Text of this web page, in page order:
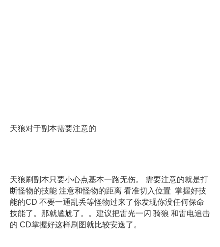
天狼对于副本需要注意的
天狼刷副本只要小心点基本一路无伤。 需要注意的就是打
断怪物的技能 注意和怪物的距离 看准切入位置 掌握好技
能的CD 不要一通乱丢等怪物过来了你发现你没任何保命
技能了。那就尴尬了。。建议把雷光一闪 骑狼 和雷电追击
的 CD掌握好这样刷图就比较安逸了。